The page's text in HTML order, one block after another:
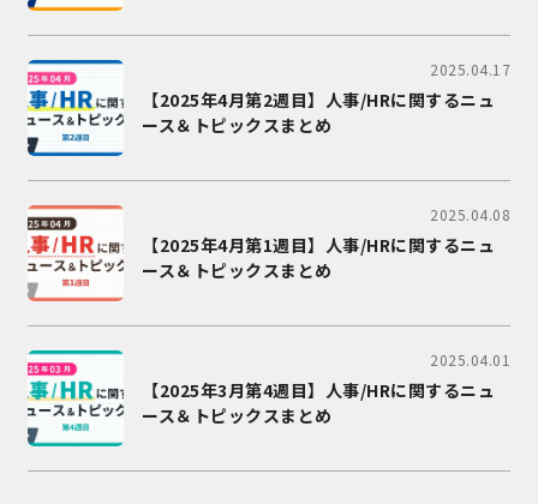
2025.04.17
【2025年4月第2週目】人事/HRに関するニュ
ース＆トピックスまとめ
2025.04.08
【2025年4月第1週目】人事/HRに関するニュ
ース＆トピックスまとめ
2025.04.01
【2025年3月第4週目】人事/HRに関するニュ
ース＆トピックスまとめ